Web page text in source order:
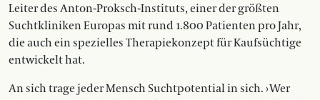
Leiter des Anton-Proksch-Instituts, einer der größten
Suchtkliniken Europas mit rund 1.800 Patienten pro Jahr,
die auch ein spezielles Therapiekonzept für Kaufsüchtige
entwickelt hat.
An sich trage jeder Mensch Suchtpotential in sich. › Wer